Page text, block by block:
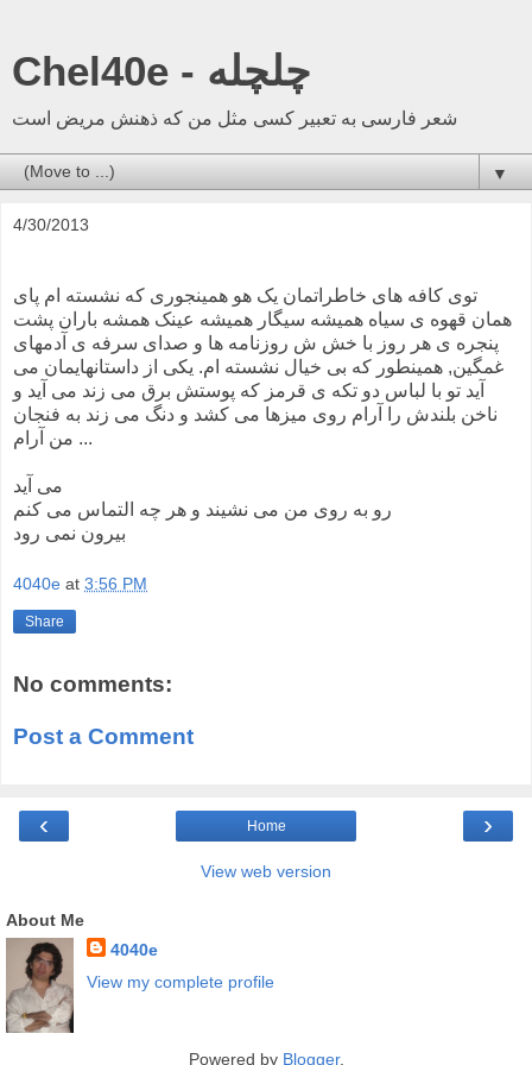
Chel40e - چلچله
شعر فارسی به تعبیر کسی مثل من که ذهنش مریض است
▼
4/30/2013
توی کافه های خاطراتمان یک هو همینجوری که نشسته ام پای
همان قهوه ی سیاه همیشه سیگار همیشه عینک همشه باران پشت
پنجره ی هر روز با خش ش روزنامه ها و صدای سرفه ی آدمهای
غمگین, همینطور که بی خیال نشسته ام. یکی از داستانهایمان می
آید تو با لباس دو تکه ی قرمز که پوستش برق می زند می آید و
ناخن بلندش را آرام روی میزها می کشد و دنگ می زند به فنجان
من آرام ...
می آید
رو به روی من می نشیند و هر چه التماس می کنم
بیرون نمی رود
4040e at 3:56 PM
Share
No comments:
Post a Comment
‹ ›
Home
View web version
About Me
4040e
View my complete profile
Powered by Blogger.